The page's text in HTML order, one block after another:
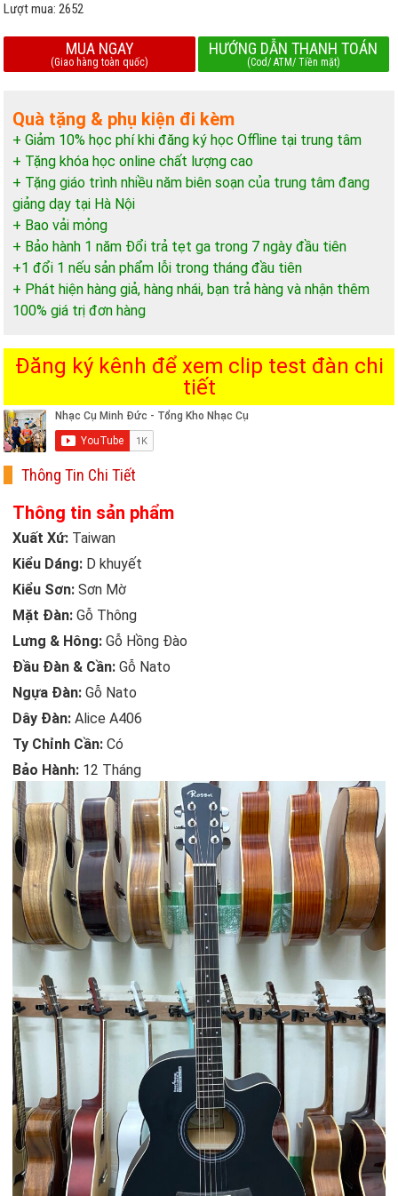
Lượt mua:2652
MUA NGAY
(Giao hàng toàn quốc)
HƯỚNG DẪN THANH TOÁN
(Cod/ ATM/ Tiền mặt)
Quà tặng & phụ kiện đi kèm
+ Giảm 10% học phí khi đăng ký học Offline tại trung tâm
+ Tặng khóa học online chất lượng cao
+ Tặng giáo trình nhiều năm biên soạn của trung tâm đang
giảng dạy tại Hà Nội
+ Bao vải mỏng
+ Bảo hành 1 năm Đổi trả tẹt ga trong 7 ngày đầu tiên
+1 đổi 1 nếu sản phẩm lỗi trong tháng đầu tiên
+ Phát hiện hàng giả, hàng nhái, bạn trả hàng và nhận thêm
100% giá trị đơn hàng
Đăng ký kênh để xem clip test đàn chi
tiết
Thông Tin Chi Tiết
Thông tin sản phẩm
Xuất Xứ: Taiwan
Kiểu Dáng: D khuyết
Kiểu Sơn:Sơn Mờ
Mặt Đàn:Gỗ Thông
Lưng & Hông: Gỗ Hồng Đào
Đầu Đàn & Cần: Gỗ Nato
Ngựa Đàn:Gỗ Nato
Dây Đàn: Alice A406
Ty Chỉnh Cần: Có
Bảo Hành: 12 Tháng